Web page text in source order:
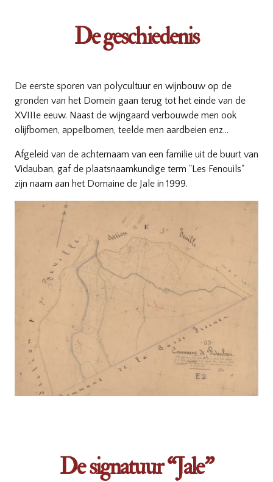
De geschiedenis
De eerste sporen van polycultuur en wijnbouw op de
gronden van het Domein gaan terug tot het einde van de
XVIIIe eeuw. Naast de wijngaard verbouwde men ook
olijfbomen, appelbomen, teelde men aardbeien enz…
Afgeleid van de achternaam van een familie uit de buurt van
Vidauban, gaf de plaatsnaamkundige term "Les Fenouils"
zijn naam aan het Domaine de Jale in 1999.
De signatuur “Jale”